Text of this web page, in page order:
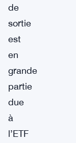
de
sortie
est
en
grande
partie
due
à
l’ETF